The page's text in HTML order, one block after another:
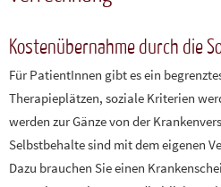
Kostenübernahme durch die
Für PatientInnen gibt es ein
Therapieplätzen, soziale Kriterien
werden zur Gänze von der
Selbstbehalte sind mit dem eigenen
Dazu brauchen Sie einen